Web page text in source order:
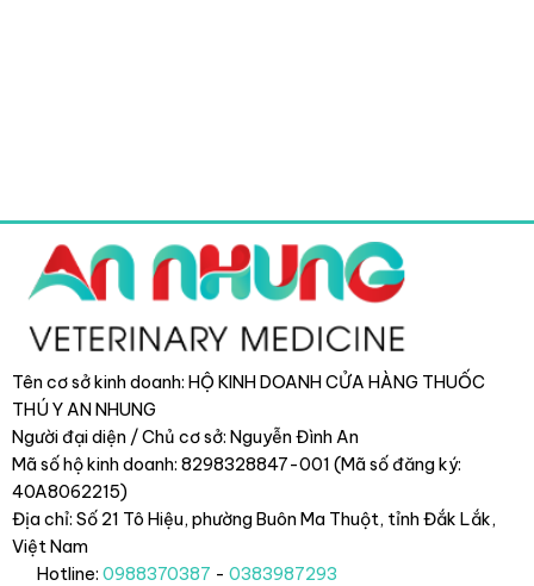
Tên cơ sở kinh doanh: HỘ KINH DOANH CỬA HÀNG THUỐC
THÚ Y AN NHUNG
Người đại diện / Chủ cơ sở: Nguyễn Đình An
Mã số hộ kinh doanh: 8298328847-001 (Mã số đăng ký:
40A8062215)
Địa chỉ: Số 21 Tô Hiệu, phường Buôn Ma Thuột, tỉnh Đắk Lắk,
Việt Nam
Hotline: 0988370387 - 0383987293